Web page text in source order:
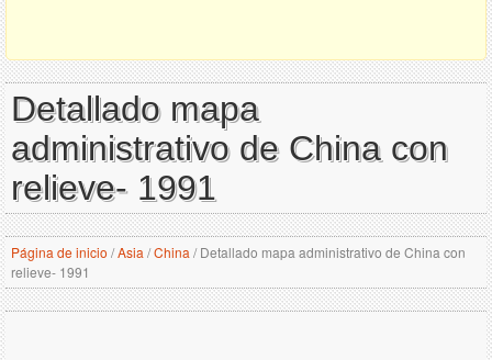
Detallado mapa
administrativo de China con
relieve- 1991
Página de inicio /Asia /China /Detallado mapa administrativo de China con
relieve- 1991